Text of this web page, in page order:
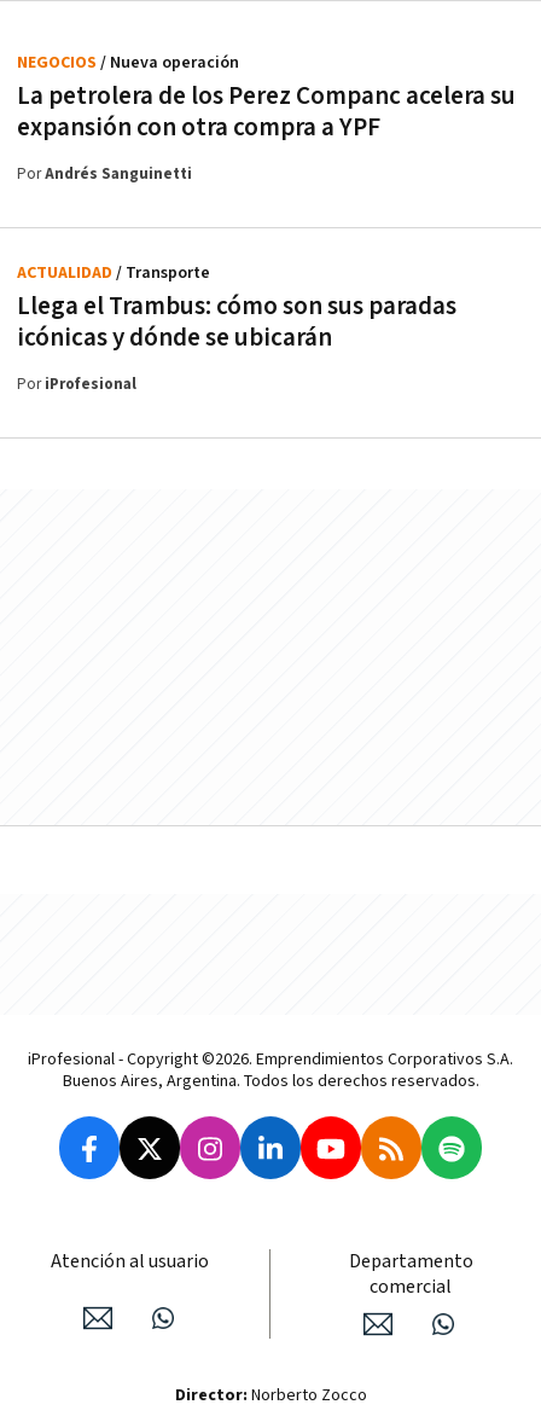
La petrolera de los Perez Companc acelera su
expansión con otra compra a YPF
NEGOCIOS / Nueva operación
PorAndrés Sanguinetti
Llega el Trambus: cómo son sus paradas
icónicas y dónde se ubicarán
ACTUALIDAD / Transporte
PoriProfesional
iProfesional - Copyright ©2026. Emprendimientos Corporativos S.A.
Buenos Aires, Argentina. Todos los derechos reservados.
Atención al usuario
Departamento
comercial
Director: Norberto Zocco